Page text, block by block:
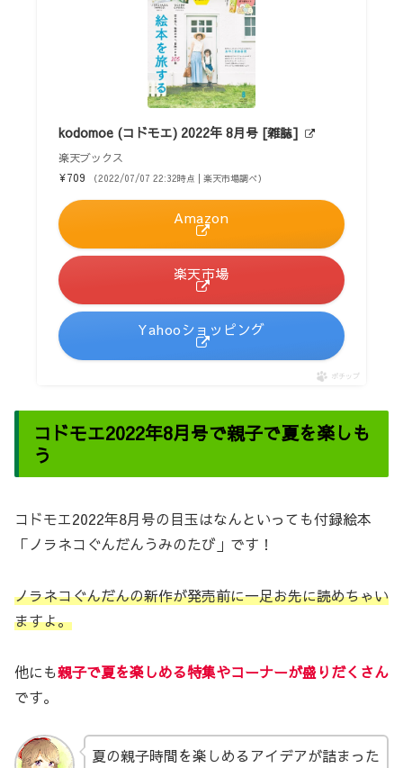
kodomoe (コドモエ) 2022年 8月号 [雑誌]
楽天ブックス
¥709
（2022/07/07 22:32時点 | 楽天市場調べ）
Amazon
楽天市場
Yahooショッピング
ポチップ
コドモエ2022年8月号で親子で夏を楽しも
う
コドモエ2022年8月号の目玉はなんといっても付録絵本
「ノラネコぐんだんうみのたび」です！
ノラネコぐんだんの新作が発売前に一足お先に読めちゃい
ますよ。
他にも親子で夏を楽しめる特集やコーナーが盛りだくさん
です。
夏の親子時間を楽しめるアイデアが詰まった